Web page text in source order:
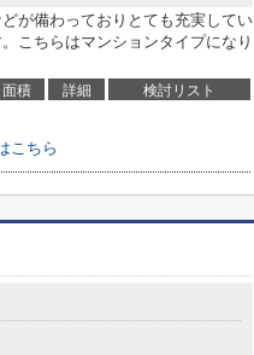
が備わっておりとても充実してい
こちらはマンションタイプになり
面積 詳細 検討リスト
こちら